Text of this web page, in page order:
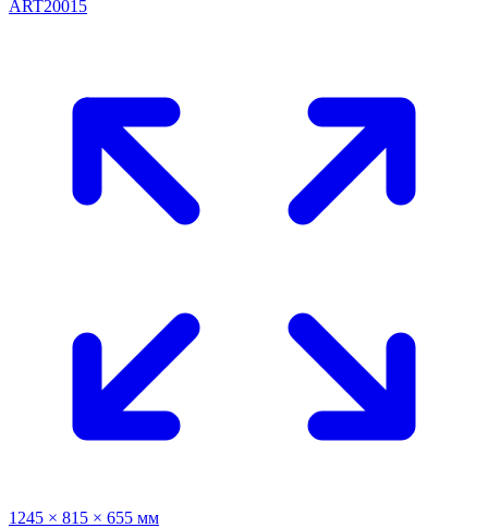
ART20015
1245 × 815 × 655 мм